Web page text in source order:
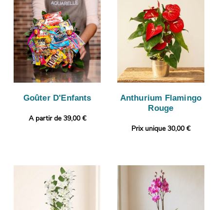
Goûter D'Enfants
A partir de 39,00 €
Anthurium Flamingo
Rouge
Prix unique 30,00 €